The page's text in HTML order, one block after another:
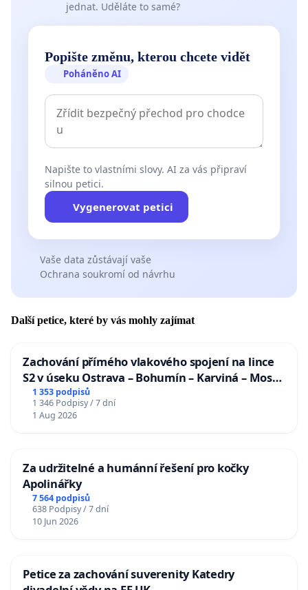
jednat. Uděláte to samé?
Popište změnu, kterou chcete vidět
Poháněno AI
Napište to vlastními slovy. AI za vás připraví
silnou petici.
Vygenerovat petici
Vaše data zůstávají vaše
Ochrana soukromí od návrhu
Další petice, které by vás mohly zajímat
Zachování přímého vlakového spojení na lince
S2 v úseku Ostrava – Bohumín – Karviná – Mosty
u Jablunkova
1 353 podpisů
1 346 Podpisy / 7 dní
1 Aug 2026
Za udržitelné a humánní řešení pro kočky
Apolinářky
7 564 podpisů
638 Podpisy / 7 dní
10 Jun 2026
Petice za zachování suverenity Katedry